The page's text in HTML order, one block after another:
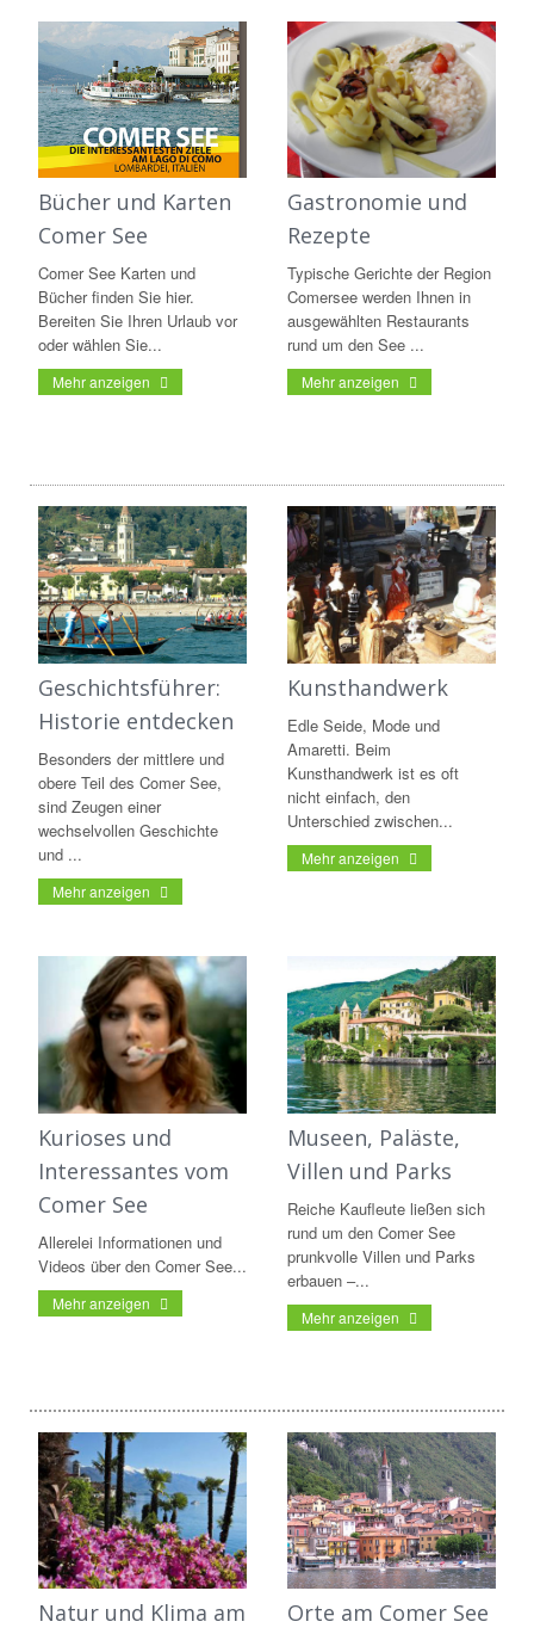
Bücher und Karten
Comer See
Comer See Karten und
Bücher finden Sie hier.
Bereiten Sie Ihren Urlaub vor
oder wählen Sie...
Mehr anzeigen
Gastronomie und
Rezepte
Typische Gerichte der Region
Comersee werden Ihnen in
ausgewählten Restaurants
rund um den See ...
Mehr anzeigen
Geschichtsführer:
Historie entdecken
Besonders der mittlere und
obere Teil des Comer See,
sind Zeugen einer
wechselvollen Geschichte
und ...
Mehr anzeigen
Kunsthandwerk
Edle Seide, Mode und
Amaretti. Beim
Kunsthandwerk ist es oft
nicht einfach, den
Unterschied zwischen...
Mehr anzeigen
Kurioses und
Interessantes vom
Comer See
Allerelei Informationen und
Videos über den Comer See...
Mehr anzeigen
Museen, Paläste,
Villen und Parks
Reiche Kaufleute ließen sich
rund um den Comer See
prunkvolle Villen und Parks
erbauen –...
Mehr anzeigen
Natur und Klima am
Orte am Comer See